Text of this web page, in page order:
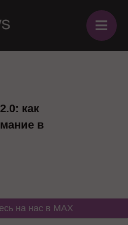
≡
как
в
на нас в MAX